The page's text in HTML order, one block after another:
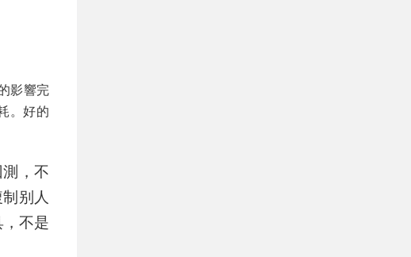
影響完
。好的
，不
别人
不是